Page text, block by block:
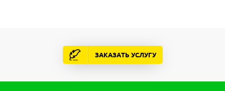
ЗАКАЗАТЬ УСЛУГУ